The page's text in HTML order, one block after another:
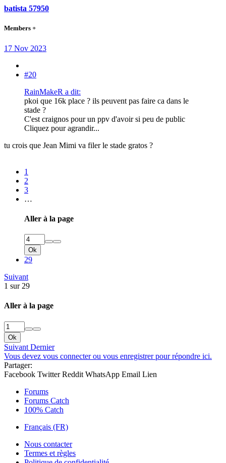
batista 57950
Members +
17 Nov 2023
#20
RainMakeR a dit:
pkoi que 16k place ? ils peuvent pas faire ca dans le
stade ?
C'est craignos pour un ppv d'avoir si peu de public
Cliquez pour agrandir...
tu crois que Jean Mimi va filer le stade gratos ?
1
2
3
…
Aller à la page
Ok
29
Suivant
1 sur 29
Aller à la page
Ok
Suivant Dernier
Vous devez vous connecter ou vous enregistrer pour répondre ici.
Partager:
Facebook Twitter Reddit WhatsApp Email Lien
Forums
Forums Catch
100% Catch
Français (FR)
Nous contacter
Termes et règles